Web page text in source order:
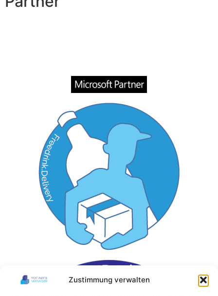
Zustimmung verwalten